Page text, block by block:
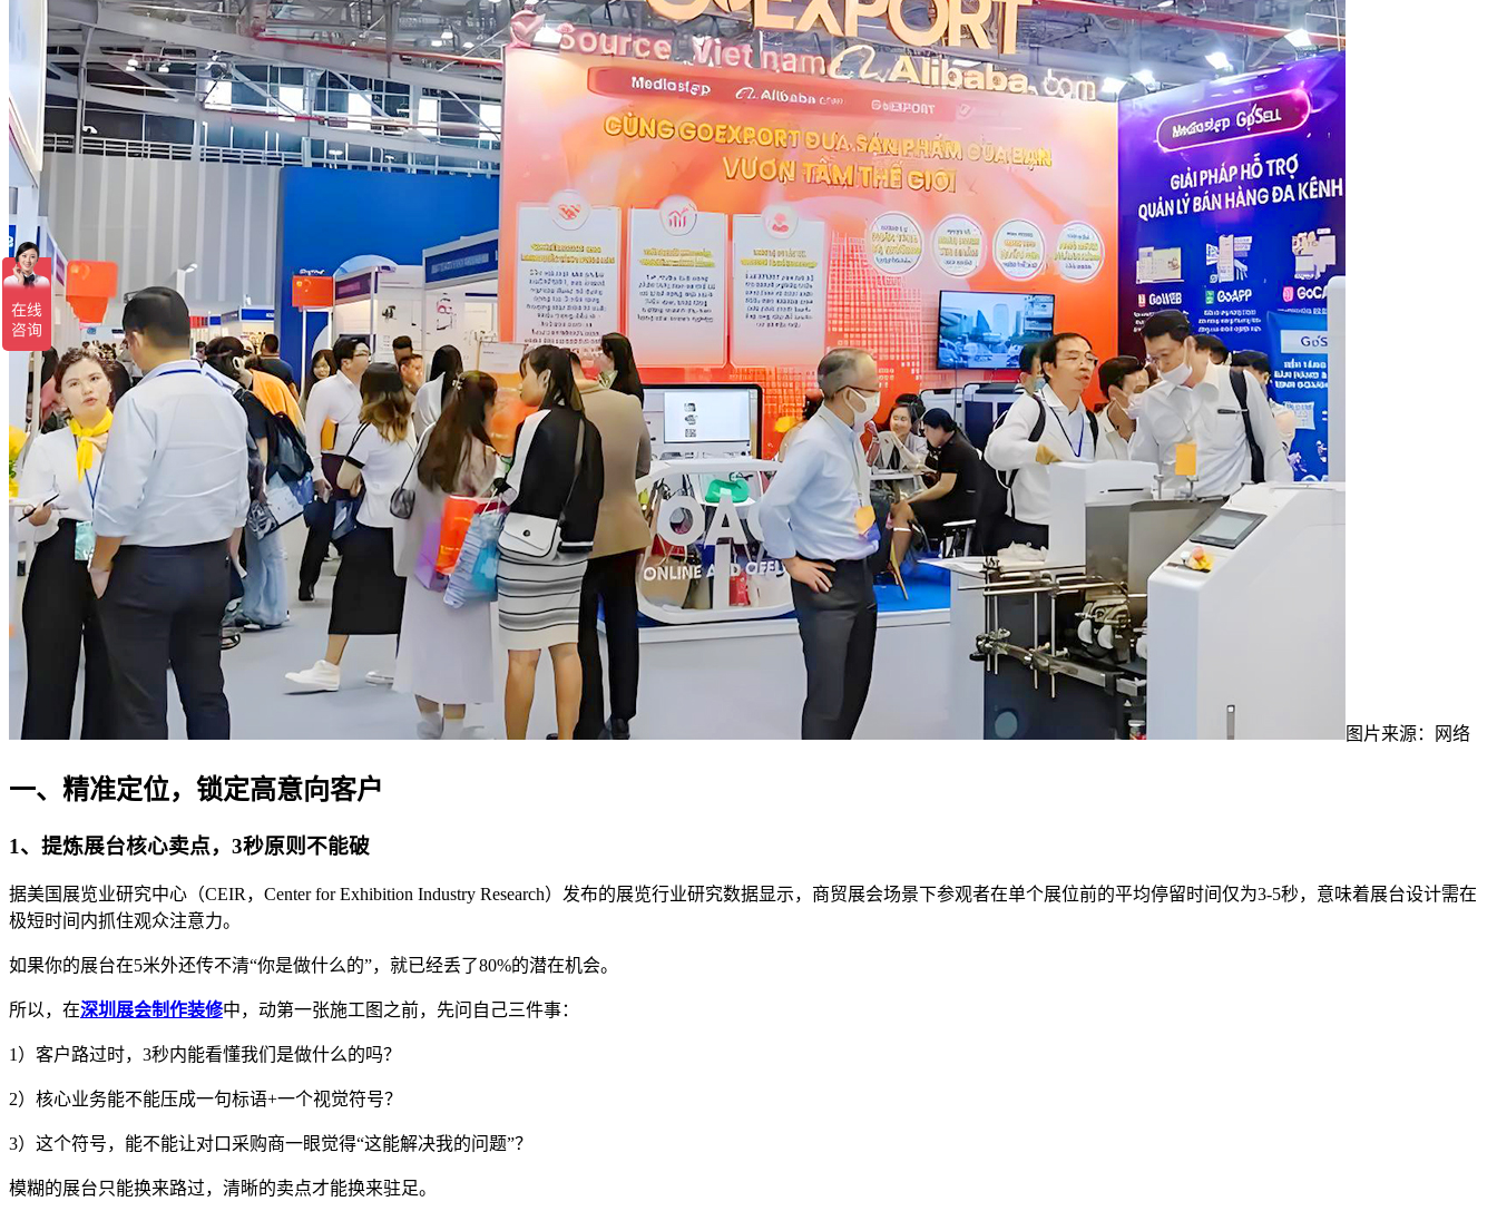
图片来源：网络
一、精准定位，锁定高意向客户
1、提炼展台核心卖点，3秒原则不能破
据美国展览业研究中心（CEIR，Center for Exhibition Industry Research）发布的展览行业研究数据显示，商贸展会场景下参观者在单个展位前的平均停留时间仅为3-5秒，意味着展台设计需在
极短时间内抓住观众注意力。
如果你的展台在5米外还传不清“你是做什么的”，就已经丢了80%的潜在机会。
所以，在深圳展会制作装修中，动第一张施工图之前，先问自己三件事：
1）客户路过时，3秒内能看懂我们是做什么的吗？
2）核心业务能不能压成一句标语+一个视觉符号？
3）这个符号，能不能让对口采购商一眼觉得“这能解决我的问题”？
模糊的展台只能换来路过，清晰的卖点才能换来驻足。